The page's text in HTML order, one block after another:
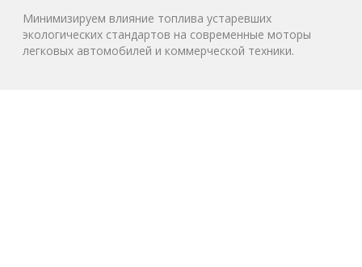
Минимизируем влияние топлива устаревших
экологических стандартов на современные моторы
легковых автомобилей и коммерческой техники.